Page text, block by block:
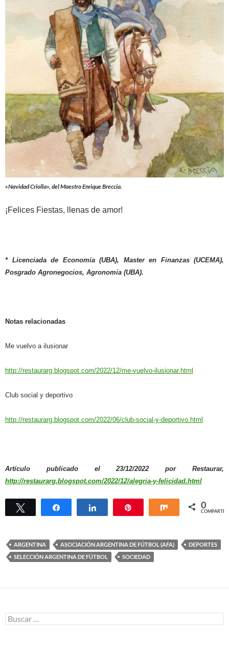
«Navidad Criolla», del Maestro Enrique Breccia.
¡Felices Fiestas, llenas de amor!
* Licenciada de Economía (UBA), Master en Finanzas (UCEMA),
Posgrado Agronegocios, Agronomía (UBA).
Notas relacionadas
Me vuelvo a ilusionar
http://restaurarg.blogspot.com/2022/12/me-vuelvo-ilusionar.html
Club social y deportivo
http://restaurarg.blogspot.com/2022/06/club-social-y-deportivo.html
Artículo publicado el 23/12/2022 por Restaurar,
http://restaurarg.blogspot.com/2022/12/alegria-y-felicidad.html
Twittear Compartir Compartir Compartir
0
COMPARTIR
ARGENTINA ASOCIACIÓN ARGENTINA DE FÚTBOL (AFA)
DEPORTES
SELECCIÓN ARGENTINA DE FÚTBOL
SOCIEDAD
Buscar: